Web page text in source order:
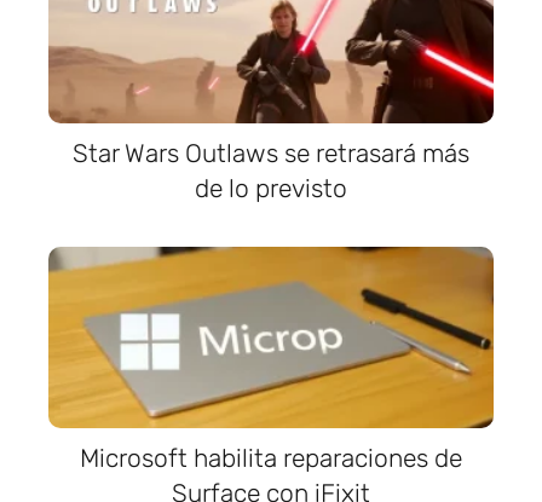
Star Wars Outlaws se retrasará más
de lo previsto
Microsoft habilita reparaciones de
Surface con iFixit